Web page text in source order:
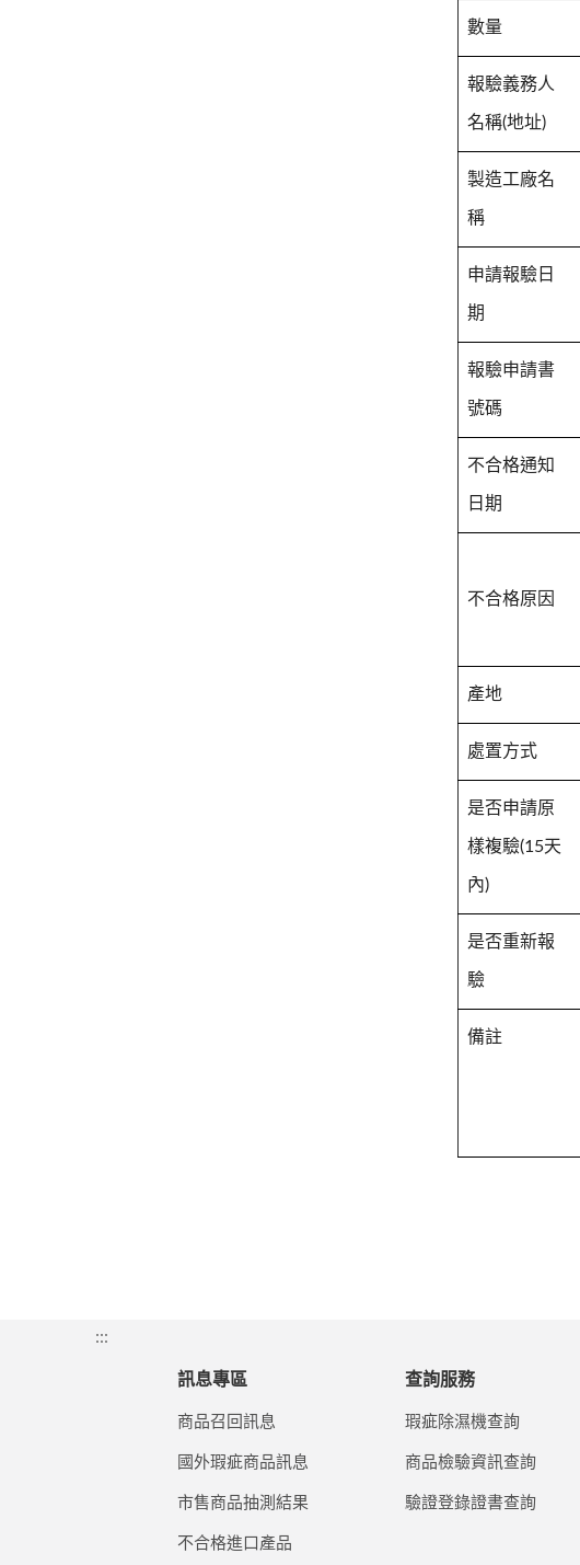
數量
報驗義務人
名稱(地址)
製造工廠名
稱
申請報驗日
期
報驗申請書
號碼
不合格通知
日期
不合格原因
產地
處置方式
是否申請原
樣複驗(15天
內)
是否重新報
驗
備註
:::
訊息專區
商品召回訊息
國外瑕疵商品訊息
市售商品抽測結果
不合格進口產品
查詢服務
瑕疵除濕機查詢
商品檢驗資訊查詢
驗證登錄證書查詢